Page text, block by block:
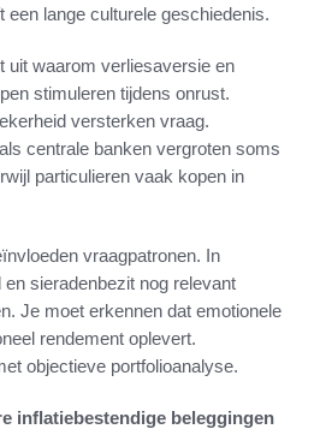
een lange culturele geschiedenis.
uit waarom verliesaversie en
stimuleren tijdens onrust.
versterken vraag.
centrale banken vergroten soms
particulieren vaak kopen in
vraagpatronen. In
sieradenbezit nog relevant
Je moet erkennen dat emotionele
rendement oplevert.
objectieve portfolioanalyse.
inflatiebestendige beleggingen